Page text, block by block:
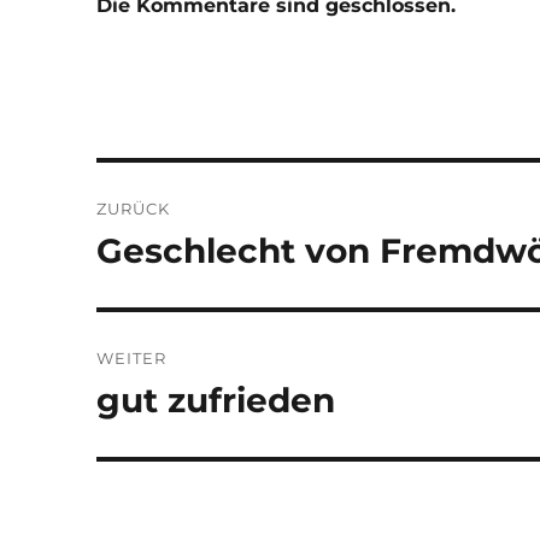
Die Kommentare sind geschlossen.
ZURÜCK
Vorheriger
Geschlecht von
WEITER
Nächster
gut zufrieden